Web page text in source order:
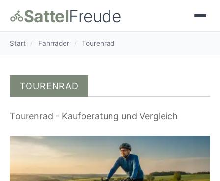
SattelFreude
Start / Fahrräder / Tourenrad
TOURENRAD
Tourenrad - Kaufberatung und Vergleich